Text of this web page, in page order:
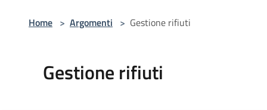
Home > Argomenti > Gestione rifiuti
Gestione rifiuti